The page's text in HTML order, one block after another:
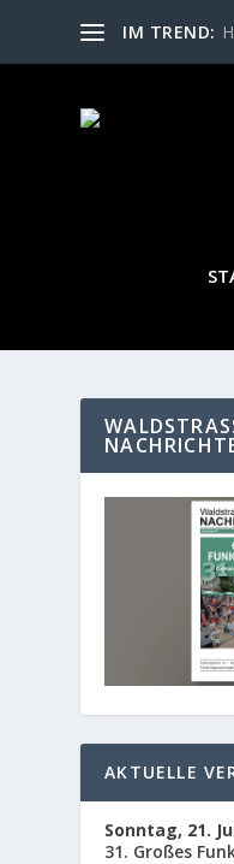
IM TREND:
AKTUELLE
Sonntag, 21.
31. Großes